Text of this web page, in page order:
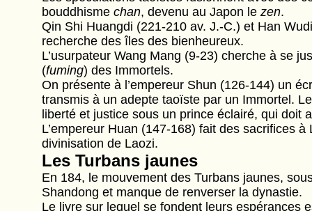
bouddhisme chan, devenu au Japon le zen.
Qin Shi Huangdi (221-210 av. J.-C.) et Han
recherche des îles des bienheureux.
L’usurpateur Wang Mang (9-23) cherche à se
(fuming) des Immortels.
On présente à l’empereur Shun (126-144) un
transmis à un adepte taoïste par un Immortel.
liberté et justice sous un prince éclairé, qui doit
L’empereur Huan (147-168) fait des sacrifices
divinisation de Laozi.
Les Turbans jaunes
En 184, le mouvement des Turbans jaunes,
Shandong et manque de renverser la dynastie.
Le livre sur lequel se fondent leurs espérances